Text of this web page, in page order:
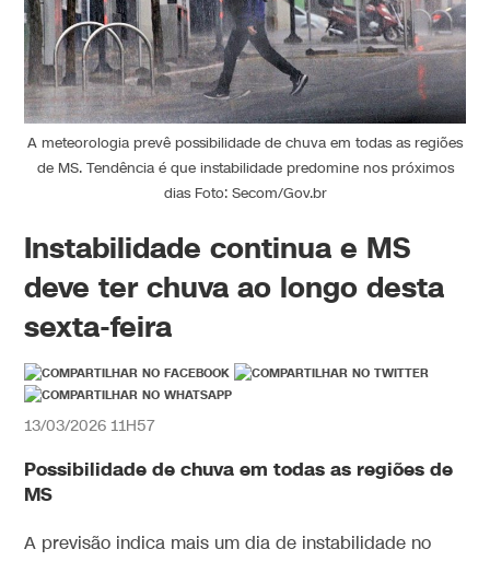
A meteorologia prevê possibilidade de chuva em todas as regiões
de MS. Tendência é que instabilidade predomine nos próximos
dias Foto: Secom/Gov.br
Instabilidade continua e MS
deve ter chuva ao longo desta
sexta-feira
13/03/2026 11H57
Possibilidade de chuva em todas as regiões de
MS
A previsão indica mais um dia de instabilidade no